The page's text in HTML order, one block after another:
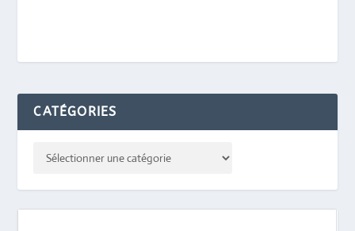
CATÉGORIES